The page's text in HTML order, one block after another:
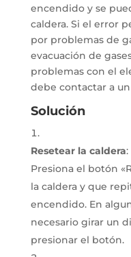
encendido y se
caldera. Si el error
por problemas de
evacuación de
problemas con el
debe contactar a
Solución
Resetear la caldera:
Presiona el botón
la caldera y que
encendido. En
necesario girar un
presionar el botón.